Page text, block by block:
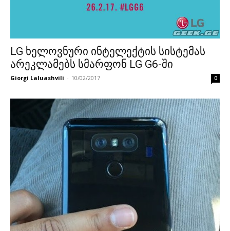
LG ხელოვნური ინტელექტის სისტემას
არეკლამებს სმარფონ LG G6-ში
Giorgi Laluashvili - 10/02/2017 0